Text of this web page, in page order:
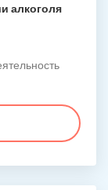
алкоголя